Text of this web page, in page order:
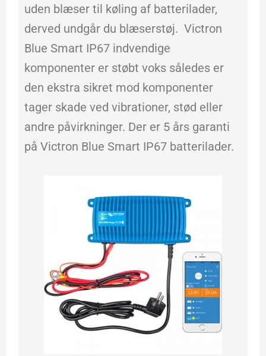
uden blæser til køling af batterilader,
derved undgår du blæserstøj. Victron
Blue Smart IP67 indvendige
komponenter er støbt voks således er
den ekstra sikret mod komponenter
tager skade ved vibrationer, stød eller
andre påvirkninger. Der er 5 års garanti
på Victron Blue Smart IP67 batterilader.